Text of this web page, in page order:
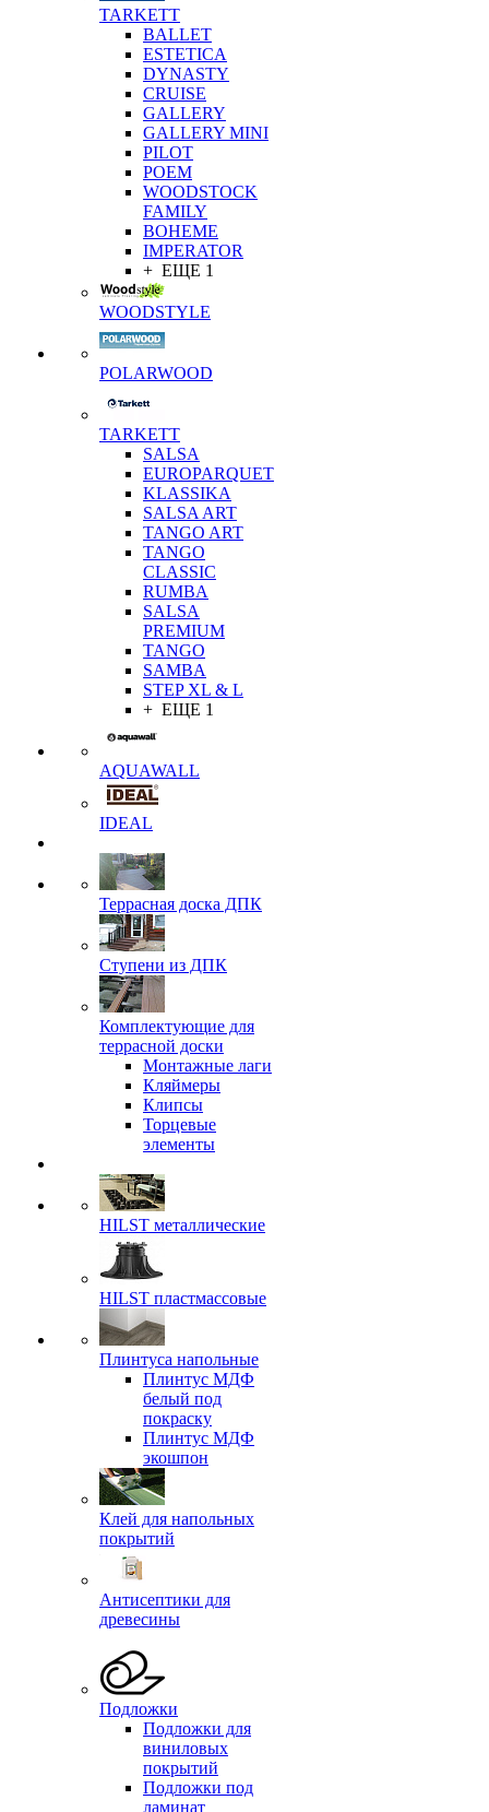
TARKETT
BALLET
ESTETICA
DYNASTY
CRUISE
GALLERY
GALLERY MINI
PILOT
POEM
WOODSTOCK
FAMILY
BOHEME
IMPERATOR
+ ЕЩЕ 1
WOODSTYLE
POLARWOOD
TARKETT
SALSA
EUROPARQUET
KLASSIKA
SALSA ART
TANGO ART
TANGO
CLASSIC
RUMBA
SALSA
PREMIUM
TANGO
SAMBA
STEP XL & L
+ ЕЩЕ 1
AQUAWALL
IDEAL
Террасная доска ДПК
Ступени из ДПК
Комплектующие для
террасной доски
Монтажные лаги
Кляймеры
Клипсы
Торцевые
элементы
HILST металлические
HILST пластмассовые
Плинтуса напольные
Плинтус МДФ
белый под
покраску
Плинтус МДФ
экошпон
Клей для напольных
покрытий
Антисептики для
древесины
Подложки
Подложки для
виниловых
покрытий
Подложки под
ламинат